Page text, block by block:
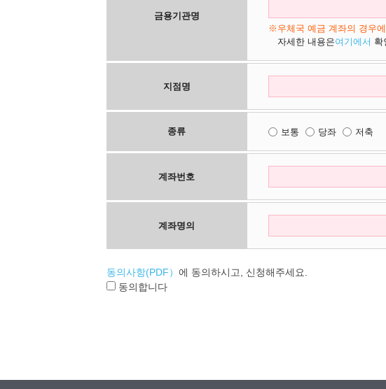
금용기관명
※우체국 예금 계좌의 경우
자세한 내용은여기에서 확
지점명
종류 보통 당좌 저축
계좌번호
계좌명의
동의사항(PDF） 에 동의하시고, 신청해주세요.
동의합니다